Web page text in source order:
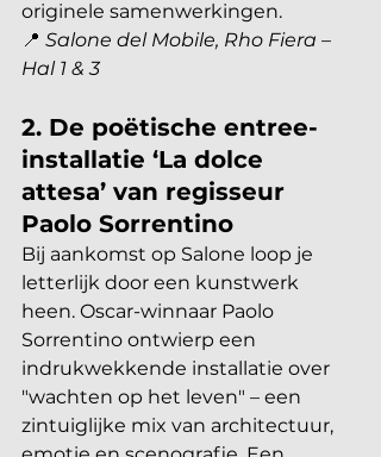
originele samenwerkingen.
📍 Salone del Mobile, Rho Fiera –
Hal 1 & 3
2. De poëtische entree-
installatie ‘La dolce
attesa’ van regisseur
Paolo Sorrentino
Bij aankomst op Salone loop je
letterlijk door een kunstwerk
heen. Oscar-winnaar Paolo
Sorrentino ontwierp een
indrukwekkende installatie over
"wachten op het leven" – een
zintuiglijke mix van architectuur,